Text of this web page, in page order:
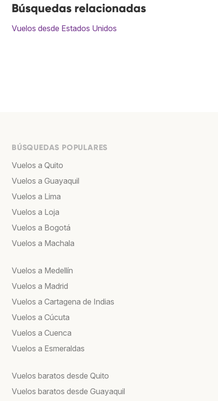
Búsquedas relacionadas
Vuelos desde Estados Unidos
BÚSQUEDAS POPULARES
Vuelos a Quito
Vuelos a Guayaquil
Vuelos a Lima
Vuelos a Loja
Vuelos a Bogotá
Vuelos a Machala
Vuelos a Medellín
Vuelos a Madrid
Vuelos a Cartagena de Indias
Vuelos a Cúcuta
Vuelos a Cuenca
Vuelos a Esmeraldas
Vuelos baratos desde Quito
Vuelos baratos desde Guayaquil